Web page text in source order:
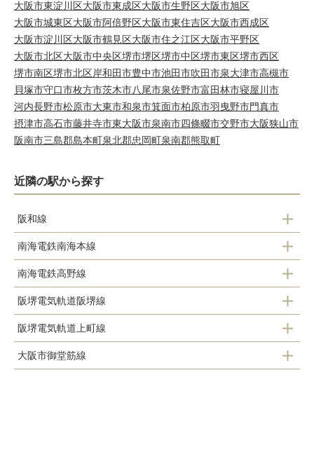
大阪市東淀川区大阪市東成区大阪市生野区大阪市旭区
大阪市城東区大阪市阿倍野区大阪市東住吉区大阪市西成区
大阪市淀川区大阪市鶴見区大阪市住之江区大阪市平野区
大阪市北区大阪市中央区堺市堺区堺市中区堺市東区堺市西区
堺市南区堺市北区岸和田市豊中市池田市吹田市泉大津市高槻市
貝塚市守口市枚方市茨木市八尾市泉佐野市富田林市寝屋川市
河内長野市松原市大東市和泉市箕面市柏原市羽曳野市門真市
摂津市高石市藤井寺市東大阪市泉南市四條畷市交野市大阪狭山市
阪南市三島郡島本町泉北郡忠岡町泉南郡熊取町
近隣の駅から探す
阪和線
長居駅
我孫子町駅
杉本町駅
南海電鉄南海本線
粉浜駅
住吉大社駅
南海電鉄高野線
帝塚山駅
住吉東駅
沢ノ町駅
阪堺電気軌道阪堺線
東粉浜駅
住吉駅
阪堺電気軌道上町線
帝塚山三丁目駅
大阪市御堂筋線